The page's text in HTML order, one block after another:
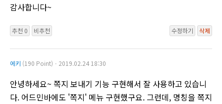
감사합니다~
추천 0 비추천 수정하기 삭제
에키 (190 Point)ㆍ2019.02.24 18:30
안녕하세요~ 쪽지 보내기 기능 구현해서 잘 사용하고 있습니
다. 어드민바에도 '쪽지' 메뉴 구현했구요. 그런데, 명칭을 쪽지